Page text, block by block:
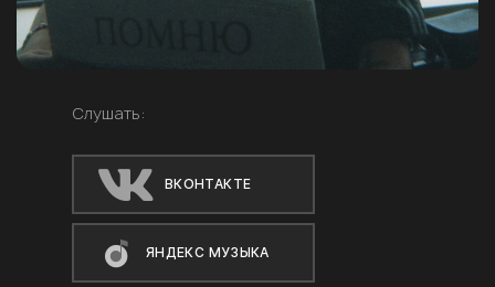
Слушать:
ВКОНТАКТЕ
ЯНДЕКС МУЗЫКА